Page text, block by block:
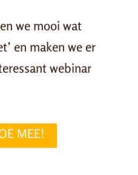
we mooi wat
en maken we er
webinar
MEE!